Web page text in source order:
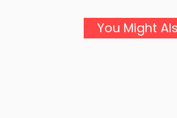
You Might